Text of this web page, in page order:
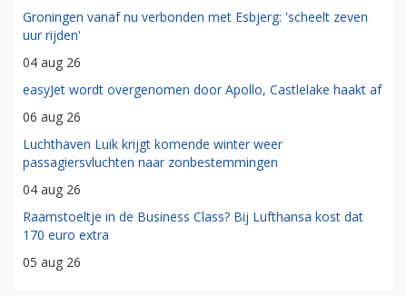
Groningen vanaf nu verbonden met Esbjerg: 'scheelt zeven
uur rijden'
04 aug 26
easyJet wordt overgenomen door Apollo, Castlelake haakt af
06 aug 26
Luchthaven Luik krijgt komende winter weer
passagiersvluchten naar zonbestemmingen
04 aug 26
Raamstoeltje in de Business Class? Bij Lufthansa kost dat
170 euro extra
05 aug 26